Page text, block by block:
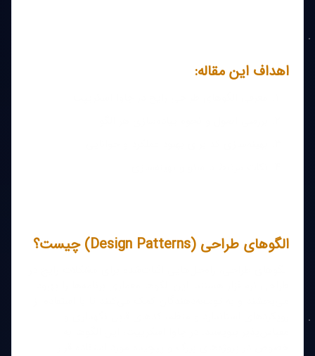
اهداف این مقاله:
الگوهای طراحی (Design Patterns) چیست؟